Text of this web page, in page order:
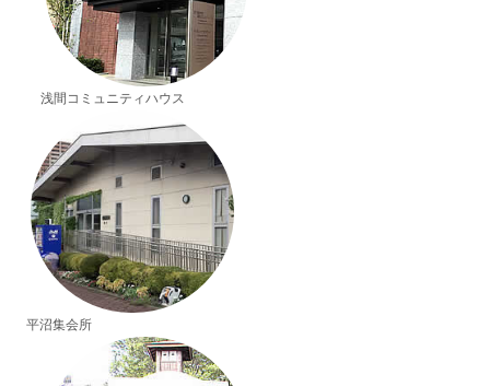
浅間コミュニティハウス
平沼集会所